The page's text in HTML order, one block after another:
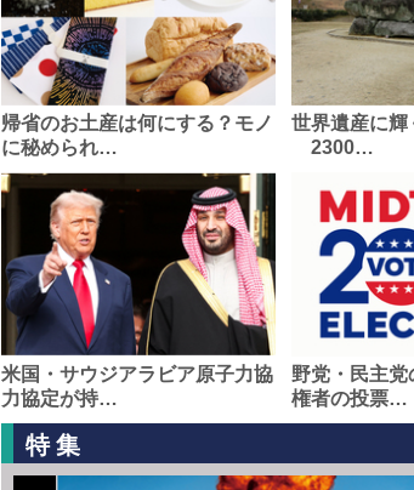
帰省のお土産は何にする？モノ
に秘められ…
世界遺産に輝
2300…
米国・サウジアラビア原子力協
力協定が持…
野党・民主
権者の投票…
特集